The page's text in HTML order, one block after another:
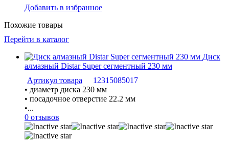
Добавить в избранное
Похожие товары
Перейти в каталог
Диск
алмазный Distar Super сегментный 230 мм
Артикул товара
12315085017
• диаметр диска 230 мм
• посадочное отверстие 22.2 мм
•...
0 отзывов